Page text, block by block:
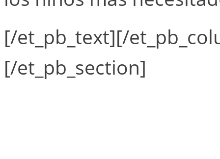
[/et_pb_text][/
[/et_pb_section]